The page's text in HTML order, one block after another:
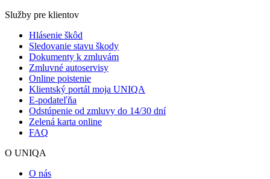
Služby pre klientov
Hlásenie škôd
Sledovanie stavu škody
Dokumenty k zmluvám
Zmluvné autoservisy
Online poistenie
Klientský portál moja UNIQA
E-podateľňa
Odstúpenie od zmluvy do 14/30 dní
Zelená karta online
FAQ
O UNIQA
O nás